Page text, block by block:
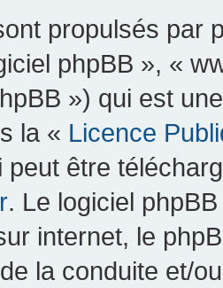
propulsés par
phpBB », «
») qui est
la « Licence
peut être
. Le logiciel
internet, le
la conduite et/